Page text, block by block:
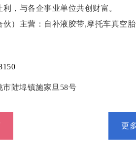
，与各企事业单位共创财富。
）主营：自补液胶带,摩托车真空
市陆埠镇施家旦58号
更